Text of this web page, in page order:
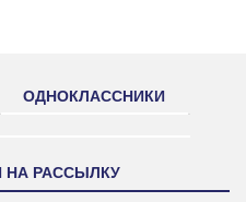
ОДНОКЛАССНИКИ
НА РАССЫЛКУ